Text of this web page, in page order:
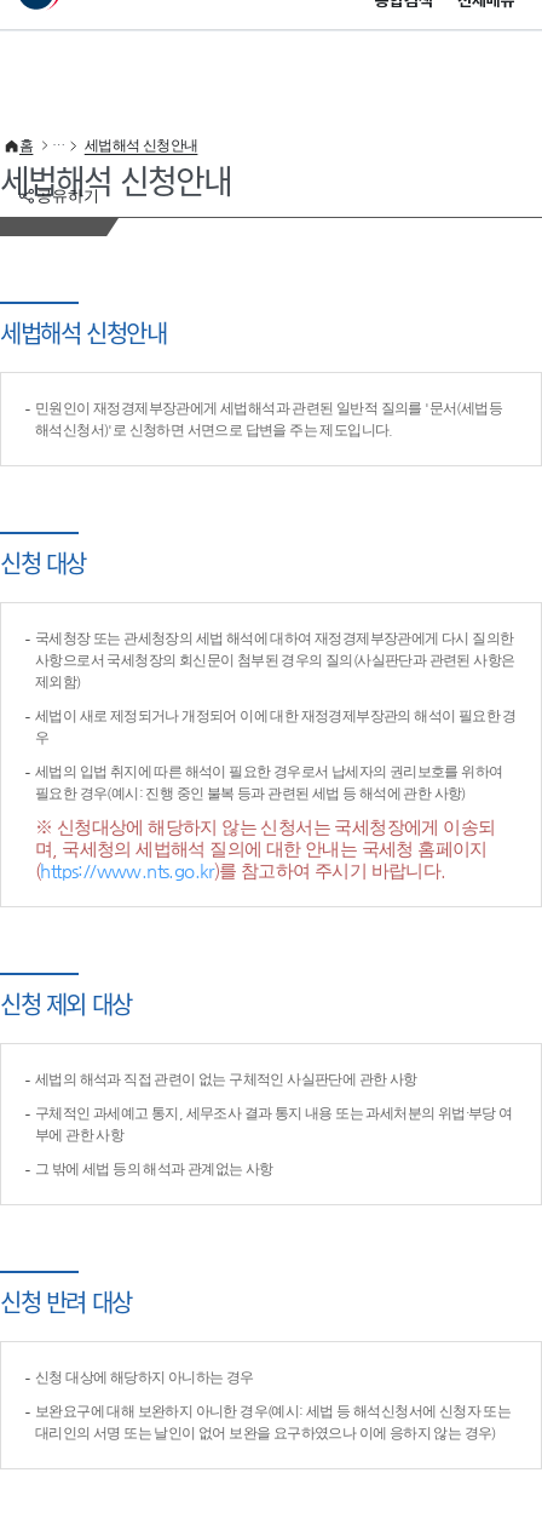
이 누리집은 대한민국 공식 전자정부 누리집입니다.
공유하기
홈 세법해석 신청안내
세법해석 신청안내
세법해석 신청안내
민원인이 재정경제부장관에게 세법해석과 관련된 일반적 질의를 '문서(세법등
해석신청서)'로 신청하면 서면으로 답변을 주는 제도입니다.
신청 대상
국세청장 또는 관세청장의 세법 해석에 대하여 재정경제부장관에게 다시 질의한
사항으로서 국세청장의 회신문이 첨부된 경우의 질의(사실판단과 관련된 사항은
제외함)
세법이 새로 제정되거나 개정되어 이에 대한 재정경제부장관의 해석이 필요한 경
우
세법의 입법 취지에 따른 해석이 필요한 경우로서 납세자의 권리보호를 위하여
필요한 경우(예시: 진행 중인 불복 등과 관련된 세법 등 해석에 관한 사항)
※ 신청대상에 해당하지 않는 신청서는 국세청장에게 이송되
며, 국세청의 세법해석 질의에 대한 안내는 국세청 홈페이지
(https://www.nts.go.kr)를 참고하여 주시기 바랍니다.
신청 제외 대상
세법의 해석과 직접 관련이 없는 구체적인 사실판단에 관한 사항
구체적인 과세예고 통지, 세무조사 결과 통지 내용 또는 과세처분의 위법·부당 여
부에 관한 사항
그 밖에 세법 등의 해석과 관계없는 사항
신청 반려 대상
신청 대상에 해당하지 아니하는 경우
보완요구에 대해 보완하지 아니한 경우(예시: 세법 등 해석신청서에 신청자 또는
대리인의 서명 또는 날인이 없어 보완을 요구하였으나 이에 응하지 않는 경우)